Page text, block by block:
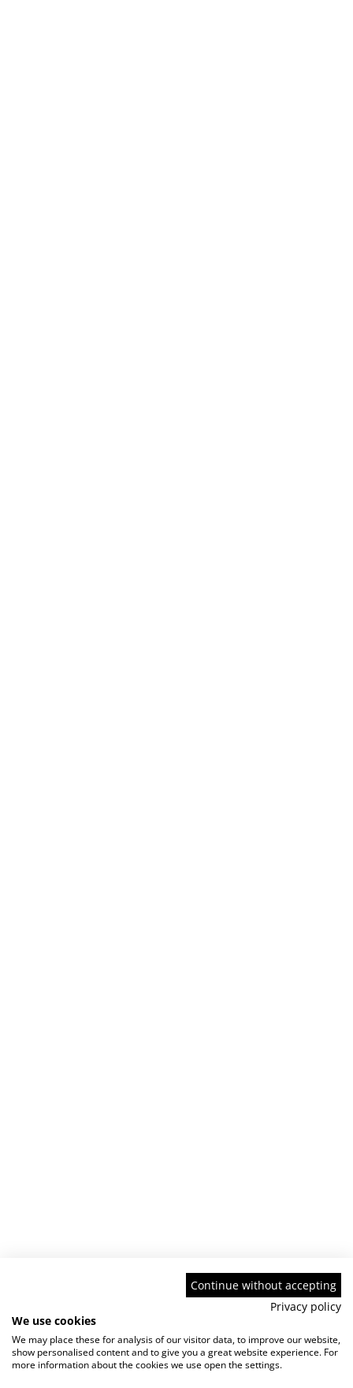
Continue without accepting
Privacy policy
We use cookies
We may place these for analysis of our visitor data, to improve our website,
show personalised content and to give you a great website experience. For
more information about the cookies we use open the settings.